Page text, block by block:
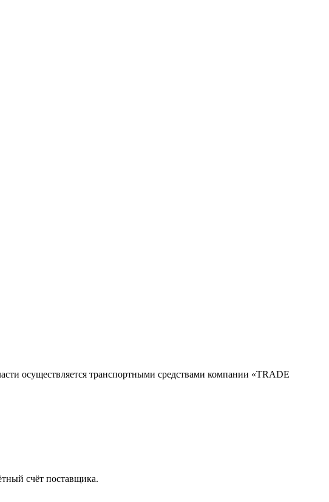
осуществляется транспортными средствами компании «TRADE
счёт поставщика.